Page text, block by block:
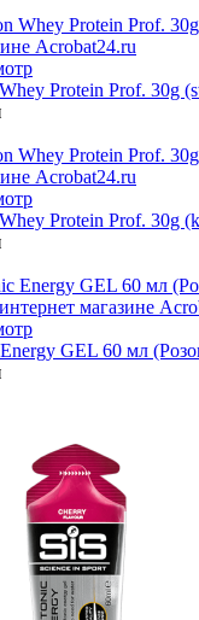
Protein Prof. 30g
Protein Prof. 30g
GEL 60 мл